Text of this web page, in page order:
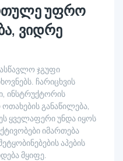
უფრო
ვიდრე
ჯგუფი
ჩარიცხვის
ინსტრუქტორის
განაწილება,
ყველაფერი უნდა იყოს
იმართება
აპების
მყიფე.